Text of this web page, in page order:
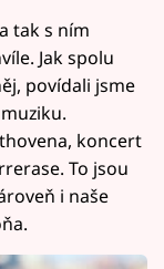
tak s ním
Jak spolu
povídali jsme
koncert
To jsou
i naše